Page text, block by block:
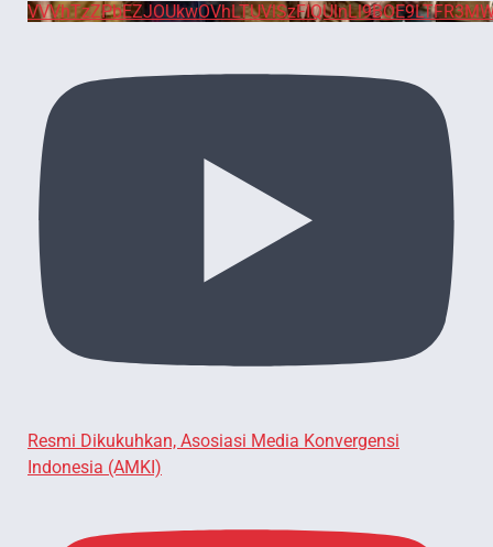
Resmi Dikukuhkan, Asosiasi Media Konvergensi
Indonesia (AMKI)